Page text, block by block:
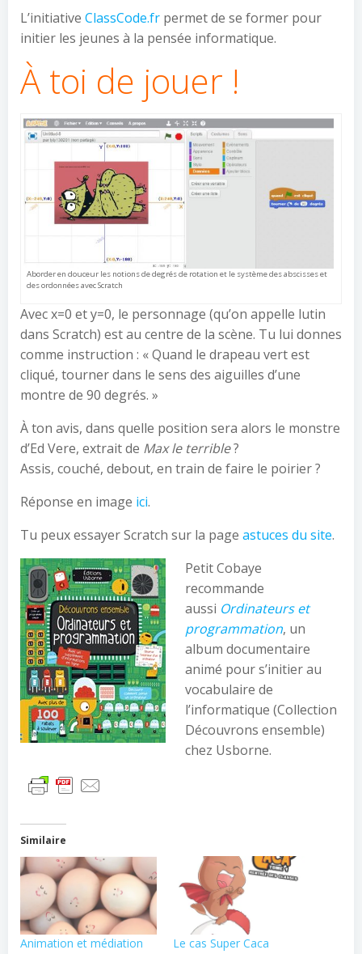
L’initiative ClassCode.fr permet de se former pour
initier les jeunes à la pensée informatique.
À toi de jouer !
Aborder en douceur les notions de degrés de rotation et le système des abscisses et
des ordonnées avec Scratch
Avec x=0 et y=0, le personnage (qu’on appelle lutin
dans Scratch) est au centre de la scène. Tu lui donnes
comme instruction : « Quand le drapeau vert est
cliqué, tourner dans le sens des aiguilles d’une
montre de 90 degrés. »
À ton avis, dans quelle position sera alors le monstre
d’Ed Vere, extrait de Max le terrible?
Assis, couché, debout, en train de faire le poirier ?
Réponse en image ici.
Tu peux essayer Scratch sur la page astuces du site.
Petit Cobaye
recommande
aussi Ordinateurs et
programmation, un
album documentaire
animé pour s’initier au
vocabulaire de
l’informatique (Collection
Découvrons ensemble)
chez Usborne.
Similaire
Animation et médiation
Le cas Super Caca